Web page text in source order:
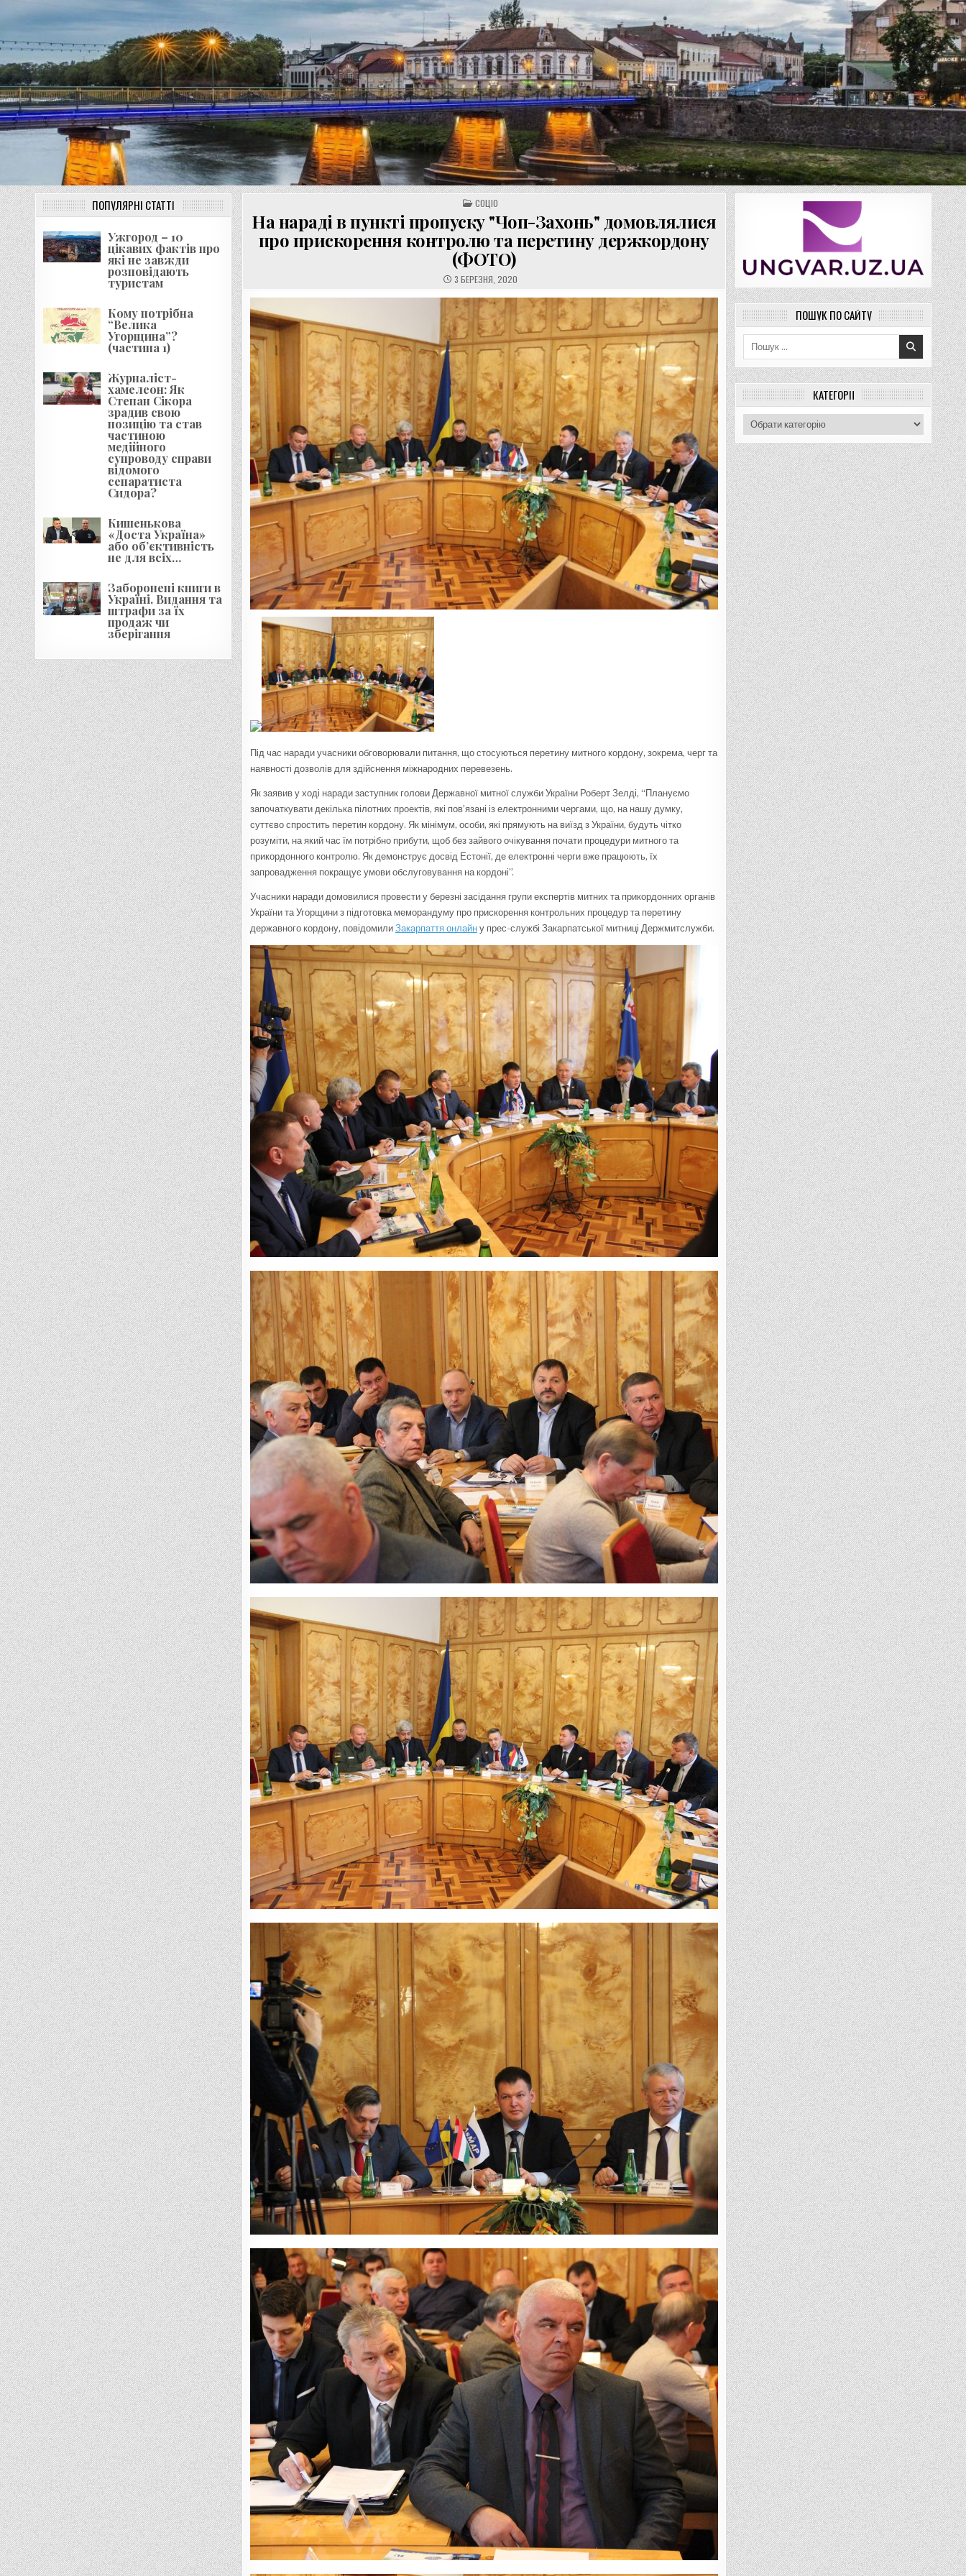
ПОПУЛЯРНІ СТАТТІ
Ужгород – 10
цікавих фактів про
які не завжди
розповідають
туристам
Кому потрібна
“Велика
Угорщина”?
(частина 1)
Журналіст-
хамелеон: Як
Степан Сікора
зрадив свою
позицію та став
частиною
медійного
супроводу справи
відомого
сепаратиста
Сидора?
Кишенькова
«Доста Україна»
або об’єктивність
не для всіх…
Заборонені книги в
Україні. Видання та
штрафи за їх
продаж чи
зберігання
POSTED
IN
СОЦІО
На нараді в пункті пропуску "Чоп-Захонь" домовлялися
про прискорення контролю та перетину держкордону
(ФОТО)
3 БЕРЕЗНЯ, 2020
Під час наради учасники обговорювали питання, що стосуються перетину митного кордону, зокрема, черг та
наявності дозволів для здійснення міжнародних перевезень.
Як заявив у ході наради заступник голови Державної митної служби України Роберт Зелді, “Плануємо
започаткувати декілька пілотних проектів, які пов’язані із електронними чергами, що, на нашу думку,
суттєво спростить перетин кордону. Як мінімум, особи, які прямують на виїзд з України, будуть чітко
розуміти, на який час їм потрібно прибути, щоб без зайвого очікування почати процедури митного та
прикордонного контролю. Як демонструє досвід Естонії, де електронні черги вже працюють, їх
запровадження покращує умови обслуговування на кордоні”.
Учасники наради домовилися провести у березні засідання групи експертів митних та прикордонних органів
України та Угорщини з підготовка меморандуму про прискорення контрольних процедур та перетину
державного кордону, повідомили Закарпаття онлайну прес-службі Закарпатської митниці Держмитслужби.
ПОШУК ПО САЙТУ
КАТЕГОРІЇ
Категорії